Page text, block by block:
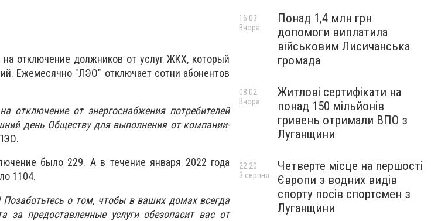
отключение должников от услуг ЖКХ, который
Ежемесячно "ЛЭО" отключает сотни абонентов
от энергоснабжения потребителей
день Обществу для выполнения от компании-
было 229. А в течение января 2022 года
1104.
о том, чтобы в ваших домах всегда
за предоставленные услуги обезопасит вас от
Понад 1,4 млн грн
допомоги виплатила
військовим Лисичанська
громада
16:03
Вчора
Житлові сертифікати на
понад 150 мільйонів
гривень отримали ВПО з
Луганщини
08:02
Вчора
Четверте місце на першості
Європи з водних видів
спорту посів спортсмен з
Луганщини
22:20
3 серпня